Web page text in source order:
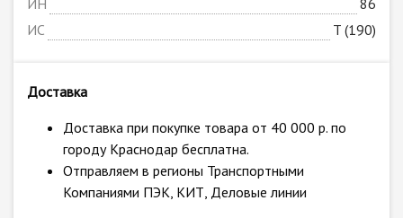
ИН
86
ИС
T (190)
Доставка
Доставка при покупке товара от 40 000 р. по
городу Краснодар бесплатна.
Отправляем в регионы Транспортными
Компаниями ПЭК, КИТ, Деловые линии